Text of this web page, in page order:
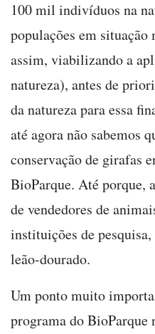
100 mil indivíduos na
populações em
assim, viabilizando a
natureza), antes de
da natureza para essa
até agora não sabemos
conservação de girafas
BioParque. Até porque,
de vendedores de
instituições de
leão-dourado.
Um ponto muito
programa do BioParque